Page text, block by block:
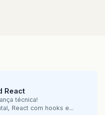
React
técnica!
React com hooks e...